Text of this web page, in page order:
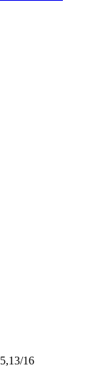
16